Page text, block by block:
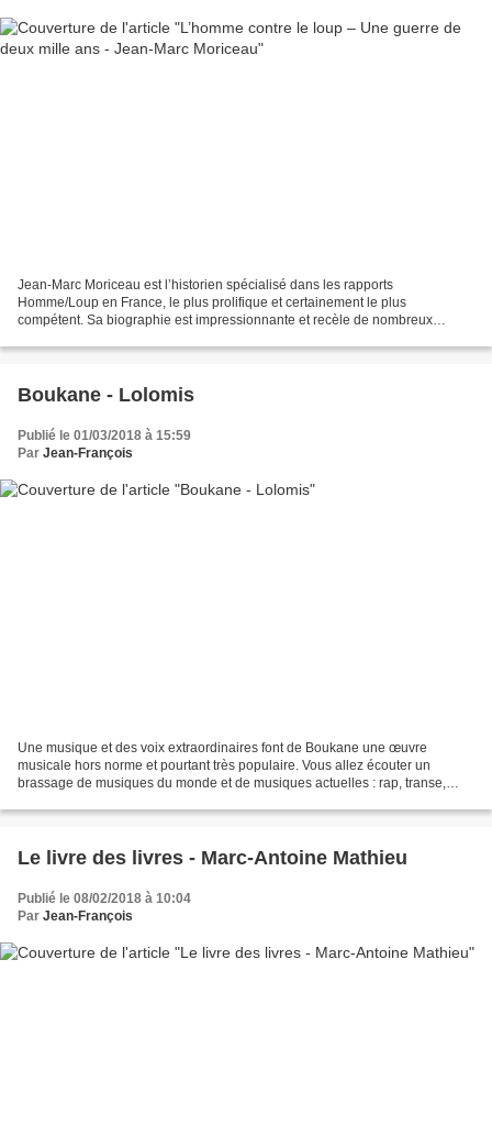
Jean-Marc Moriceau est l’historien spécialisé dans les rapports
Homme/Loup en France, le plus prolifique et certainement le plus
compétent. Sa biographie est impressionnante et recèle de nombreux
Boukane - Lolomis
Publié le 01/03/2018 à 15:59
Par Jean-François
Une musique et des voix extraordinaires font de Boukane une œuvre
musicale hors norme et pourtant très populaire. Vous allez écouter un
brassage de musiques du monde et de musiques actuelles : rap, transe,
Le livre des livres - Marc-Antoine Mathieu
Publié le 08/02/2018 à 10:04
Par Jean-François